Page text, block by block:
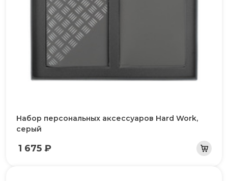
Набор персональных аксессуаров Hard Work,
серый
1 675 ₽